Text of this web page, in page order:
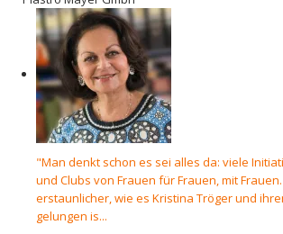
"Man denkt schon es sei alles da: viele
und Clubs von Frauen für Frauen, mit
erstaunlicher, wie es Kristina Tröger und
gelungen is...